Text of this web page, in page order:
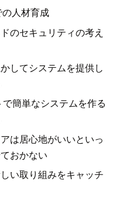
人材育成
のセキュリティの考え
してシステムを提供し
簡単なシステムを作る
は居心地がいいといっ
おかない
い取り組みをキャッチ